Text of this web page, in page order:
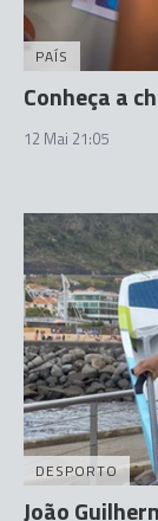
PAÍS
Conheça a
12 Mai 21:05
DESPORTO
João